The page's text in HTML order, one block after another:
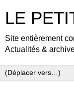
LE
Site entièrement
Actualités &